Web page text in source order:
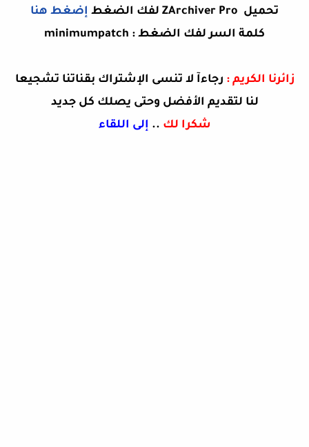
تحميل ZArchiver Pro لفك الضغط
إضغط هنا
كلمة السر لفك الضغط : minimumpatch
زائرنا الكريم : رجاءآ لا تنسى الإشتراك بقناتنا تشجيعا
لنا لتقديم الأفضل وحتى يصلك كل جديد
شكرا لك .. إلى اللقاء